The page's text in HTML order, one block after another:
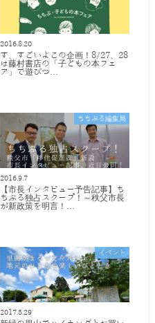
2016.8.20
す、すごいよこの企画！8/27、28
は藤村書店の「子どもの本フェ
ア」で遊びつ…
ちちぶる編集局
2016.9.7
【市長インタビュー予告記事】ち
ちぶる独占スクープ！～秩父市長
が新政策を明言！…
イベント
2017.5.29